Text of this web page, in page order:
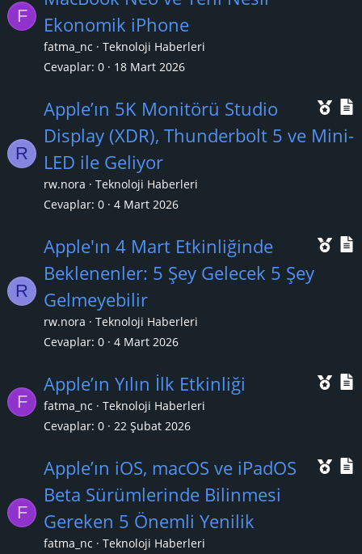
F
n
Ekonomik iPhone
fatma_nc
Teknoloji Haberleri
Cevaplar 0 18 Mart 2026
R
Ö
n
Apple’ın 5K Monitörü Studio
Display (XDR), Thunderbolt 5 ve Mini-
LED ile Geliyor
rw.nora
Teknoloji Haberleri
Cevaplar 0 4 Mart 2026
R
Ö
Apple'ın 4 Mart Etkinliğinde
Beklenenler: 5 Şey Gelecek 5 Şey
Gelmeyebilir
rw.nora
Teknoloji Haberleri
Cevaplar 0 4 Mart 2026
F
Ö
ç
Apple’ın Yılın İlk Etkinliği
fatma_nc
Teknoloji Haberleri
Cevaplar 0 22 Şubat 2026
F
Ö
Apple’ın iOS, macOS ve iPadOS
Beta Sürümlerinde Bilinmesi
Gereken 5 Önemli Yenilik
fatma_nc
Teknoloji Haberleri